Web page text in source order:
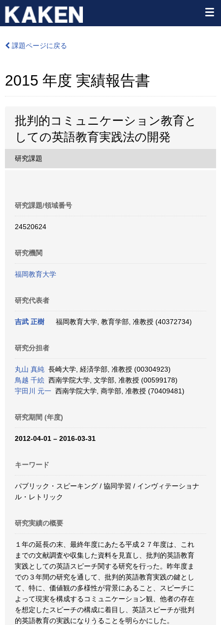
課題ページに戻る
2015 年度 実績報告書
批判的コミュニケーション教育と
しての英語教育実践法の開発
研究課題
研究課題/領域番号
24520624
研究機関
福岡教育大学
研究代表者
吉武 正樹 福岡教育大学, 教育学部, 准教授 (40372734)
研究分担者
丸山 真純 長崎大学, 経済学部, 准教授 (00304923)
鳥越 千絵 西南学院大学, 文学部, 准教授 (00599178)
宇田川 元一 西南学院大学, 商学部, 准教授 (70409481)
研究期間 (年度)
2012-04-01 – 2016-03-31
キーワード
パブリック・スピーキング / 協同学習 / インヴィテーショナ
ル・レトリック
研究実績の概要
１年の延長の末、最終年度にあたる平成２７年度は、これ
までの文献調査や収集した資料を見直し、批判的英語教育
実践としての英語スピーチ関する研究を行った。昨年度ま
での３年間の研究を通して、批判的英語教育実践の鍵とし
て、特に、価値観の多様性が背景にあること、スピーチに
よって現実を構成するコミュニケーション観、他者の存在
を想定したスピーチの構成に着目し、英語スピーチが批判
的英語教育の実践になりうることを明らかにした。